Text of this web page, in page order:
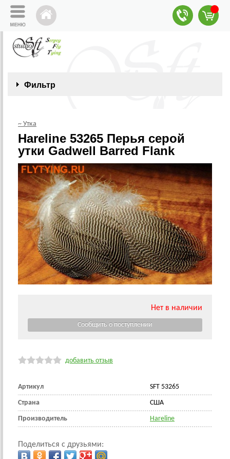
Фильтр
~ Утка
Hareline 53265 Перья серой
утки Gadwell Barred Flank
Нет в наличии
добавить отзыв
Артикул SFT 53265
Страна CША
Производитель Hareline
Поделиться с друзьями: